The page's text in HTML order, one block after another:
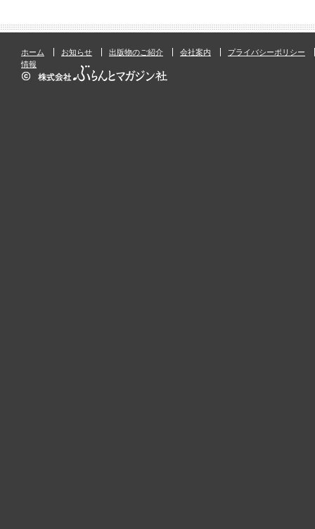
ホーム お知らせ 出版物のご紹介 会社案内
プライバシーポリシー
情報